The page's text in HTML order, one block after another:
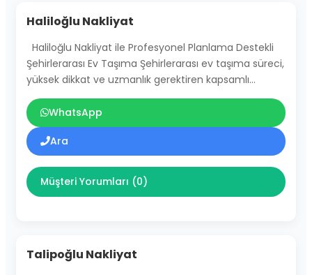
Haliloğlu Nakliyat
Haliloğlu Nakliyat ile Profesyonel Planlama Destekli
Şehirlerarası Ev Taşıma Şehirlerarası ev taşıma süreci,
yüksek dikkat ve uzmanlık gerektiren kapsamlı…
WhatsApp
Ara
Müşteri Yorumları (0)
Talipoğlu Nakliyat